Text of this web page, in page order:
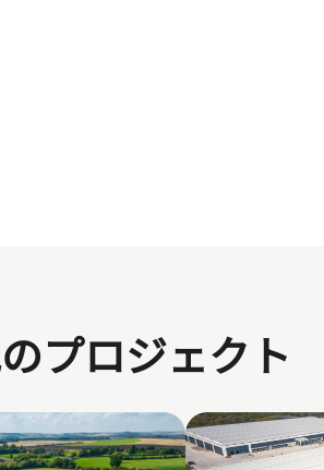
プロジェクト